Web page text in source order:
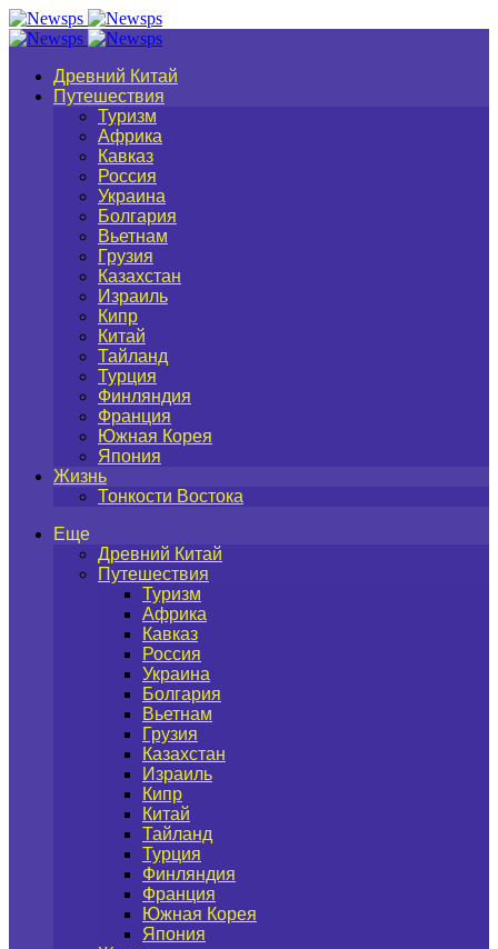
Древний Китай
Путешествия
Туризм
Африка
Кавказ
Россия
Украина
Болгария
Вьетнам
Грузия
Казахстан
Израиль
Кипр
Китай
Тайланд
Турция
Финляндия
Франция
Южная Корея
Япония
Жизнь
Тонкости Востока
Еще
Древний Китай
Путешествия
Туризм
Африка
Кавказ
Россия
Украина
Болгария
Вьетнам
Грузия
Казахстан
Израиль
Кипр
Китай
Тайланд
Турция
Финляндия
Франция
Южная Корея
Япония